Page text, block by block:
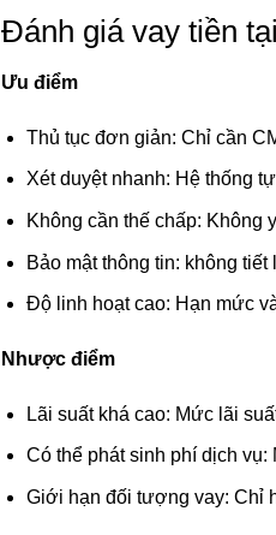
Đánh giá vay tiền
Ưu điểm
Thủ tục đơn giản: Chỉ cần
Xét duyệt nhanh: Hệ thống
Không cần thế chấp: Không
Bảo mật thông tin: không
Độ linh hoạt cao: Hạn mức
Nhược điểm
Lãi suất khá cao: Mức lãi
Có thể phát sinh phí dịch vụ:
Giới hạn đối tượng vay: Chỉ